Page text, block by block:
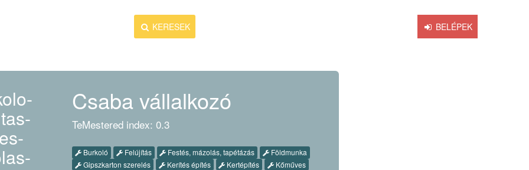
KERESEK BELÉPEK
Csaba vállalkozó
TeMestered index: 0.3
Burkoló Felújítás Festés, mázolás, tapétázás
Földmunka
Gipszkarton szerelés
Kerítés építés Kertépítés
Kőműves